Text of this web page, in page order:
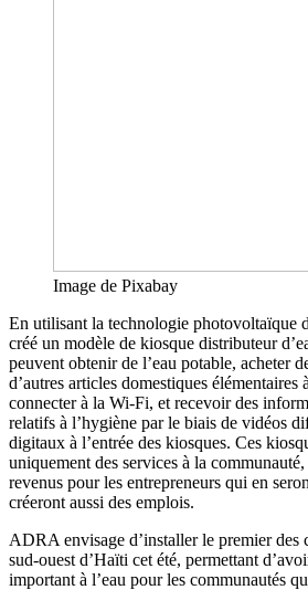
Image de Pixabay
En utilisant la technologie photovoltaïque
créé un modèle de kiosque distributeur
peuvent obtenir de l’eau potable, acheter
d’autres articles domestiques élémentaires
connecter à la Wi-Fi, et recevoir des
relatifs à l’hygiène par le biais de vidéos
digitaux à l’entrée des kiosques. Ces
uniquement des services à la
revenus pour les entrepreneurs qui en
créeront aussi des emplois.
ADRA envisage d’installer le premier des
sud-ouest d’Haïti cet été, permettant
important à l’eau pour les communautés